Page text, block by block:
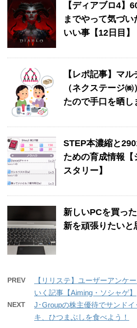
【ディアブロ4】
までやって気づ
いい事【12日目】
【レポ記事】マ
（ネクステージ
たので手口を晒し
STEP本濃縮と
ための育成情報【
スタリー】
新しいPCを買っ
新を頑張りたいと
PREV
【リリステ】ユーザーアンケ
いく記事【Aiming・ソシャゲ】
NEXT
J･Groupの株主優待でサンド
キ、ひつまぶしを食べよう！